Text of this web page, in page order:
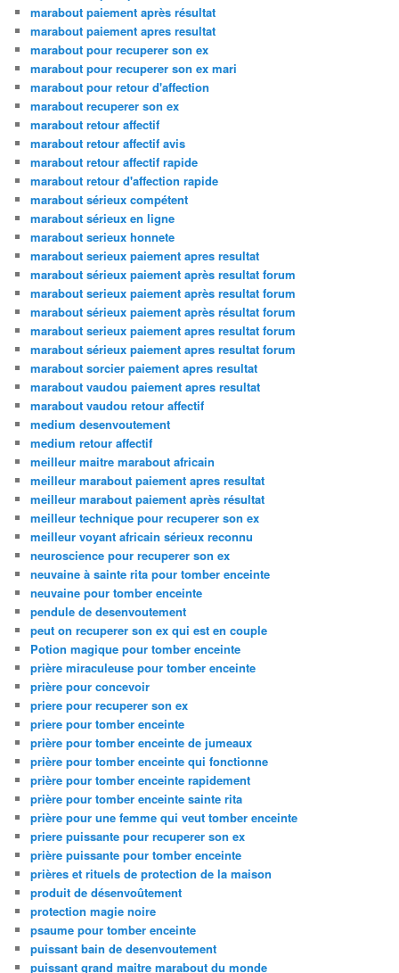
marabout paiement après résultat
marabout paiement apres resultat
marabout pour recuperer son ex
marabout pour recuperer son ex mari
marabout pour retour d'affection
marabout recuperer son ex
marabout retour affectif
marabout retour affectif avis
marabout retour affectif rapide
marabout retour d'affection rapide
marabout sérieux compétent
marabout sérieux en ligne
marabout serieux honnete
marabout serieux paiement apres resultat
marabout sérieux paiement après resultat forum
marabout serieux paiement après resultat forum
marabout sérieux paiement après résultat forum
marabout serieux paiement apres resultat forum
marabout sérieux paiement apres resultat forum
marabout sorcier paiement apres resultat
marabout vaudou paiement apres resultat
marabout vaudou retour affectif
medium desenvoutement
medium retour affectif
meilleur maitre marabout africain
meilleur marabout paiement apres resultat
meilleur marabout paiement après résultat
meilleur technique pour recuperer son ex
meilleur voyant africain sérieux reconnu
neuroscience pour recuperer son ex
neuvaine à sainte rita pour tomber enceinte
neuvaine pour tomber enceinte
pendule de desenvoutement
peut on recuperer son ex qui est en couple
Potion magique pour tomber enceinte
prière miraculeuse pour tomber enceinte
prière pour concevoir
priere pour recuperer son ex
priere pour tomber enceinte
prière pour tomber enceinte de jumeaux
prière pour tomber enceinte qui fonctionne
prière pour tomber enceinte rapidement
prière pour tomber enceinte sainte rita
prière pour une femme qui veut tomber enceinte
priere puissante pour recuperer son ex
prière puissante pour tomber enceinte
prières et rituels de protection de la maison
produit de désenvoûtement
protection magie noire
psaume pour tomber enceinte
puissant bain de desenvoutement
puissant grand maitre marabout du monde